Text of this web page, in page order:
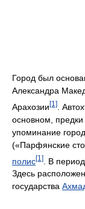
Город был
Александра
Арахозии[1]
.
основном,
упоминание
(«Парфянские
полис[1] . В
Здесь
государства